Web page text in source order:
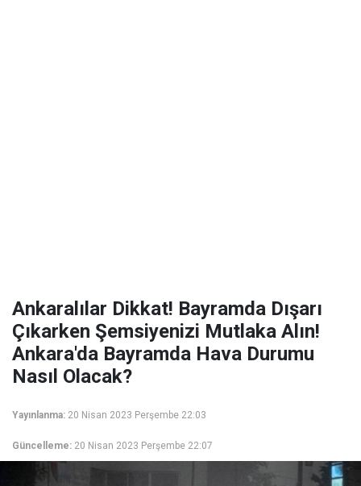
Ankaralılar Dikkat! Bayramda Dışarı
Çıkarken Şemsiyenizi Mutlaka Alın!
Ankara'da Bayramda Hava Durumu
Nasıl Olacak?
Yayınlanma: 20 Nisan 2023 Perşembe 22:03
Güncelleme: 20 Nisan 2023 Perşembe 22:07